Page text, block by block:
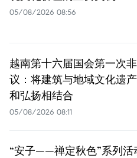
05/08/2026 08:56
越南第十六届国会第一次
议：将建筑与地域文化遗
和弘扬相结合
05/08/2026 08:11
“安子——禅定秋色”系列活